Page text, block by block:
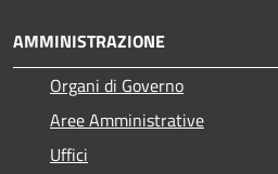
AMMINISTRAZIONE
Organi di Governo
Aree Amministrative
Uffici